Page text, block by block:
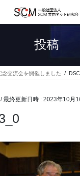
投稿
念交流会を開催しました
/ 最終更新日時 : 2023年10月